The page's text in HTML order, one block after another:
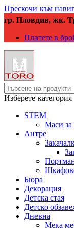
Прескочи към
гр. Пловдив, жк.
Платете в
Изберете категория
STEM
Маси
Антре
Бюра
Декорация
Детска стая
Детско
Дневна
Мека